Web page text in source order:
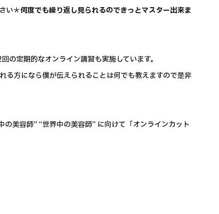
い＊何度でも繰り返し見られるのできっとマスター出来ま
の定期的なオンライン講習も実施しています。
る方になら僕が伝えられることは何でも教えますので是非
美容師” “世界中の美容師” に向けて「オンラインカット